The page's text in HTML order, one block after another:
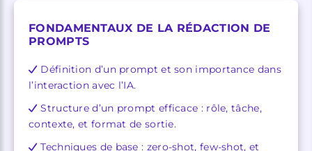
FONDAMENTAUX DE LA RÉDACTION DE
PROMPTS
Définition d’un prompt et son importance dans
l’interaction avec l’IA.
Structure d’un prompt efficace : rôle, tâche,
contexte, et format de sortie.
Techniques de base : zero-shot, few-shot, et